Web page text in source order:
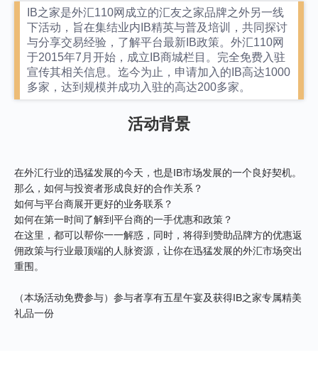
IB之家是外汇110网成立的汇友之家品牌之外另一线
下活动，旨在集结业内IB精英与普及培训，共同探讨
与分享交易经验，了解平台最新IB政策。外汇110网
于2015年7月开始，成立IB商城栏目。完全免费入驻
宣传其相关信息。迄今为止，申请加入的IB高达1000
多家，达到规模并成功入驻的高达200多家。
活动背景
在外汇行业的迅猛发展的今天，也是IB市场发展的一个良好契机。
那么，如何与投资者形成良好的合作关系？
如何与平台商展开更好的业务联系？
如何在第一时间了解到平台商的一手优惠和政策？
在这里，都可以帮你一一解惑，同时，将得到赞助品牌方的优惠返
佣政策与行业最顶端的人脉资源，让你在迅猛发展的外汇市场突出
重围。
（本场活动免费参与）参与者享有五星午宴及获得IB之家专属精美
礼品一份